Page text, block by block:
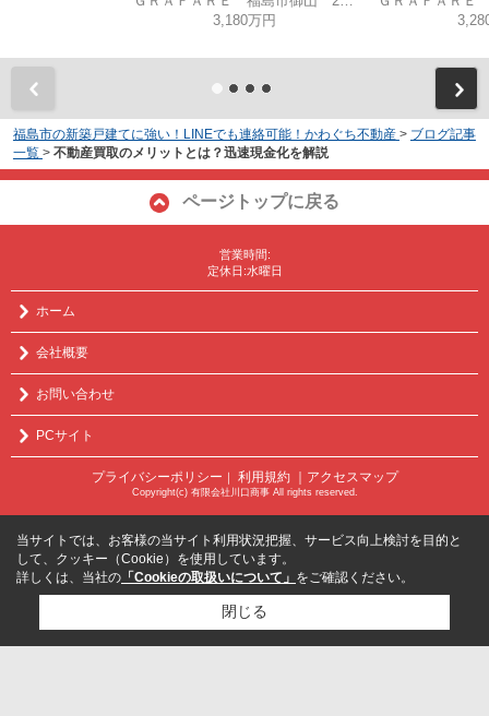
3,180万円
福島市の新築戸建てに強い！LINEでも連絡可能！かわぐち不動産 > ブログ記事
一覧 > 不動産買取のメリットとは？迅速現金化を解説
ページトップに戻る
営業時間:
定休日:水曜日
ホーム
会社概要
お問い合わせ
PCサイト
プライバシーポリシー 利用規約 ｜アクセスマップ
Copyright(c) 有限会社川口商事 All rights reserved.
当サイトでは、お客様の当サイト利用状況把握、サービス向上検討を目的と
して、クッキー（Cookie）を使用しています。
詳しくは、当社の 「Cookieの取扱いについて」 をご確認ください。
閉じる